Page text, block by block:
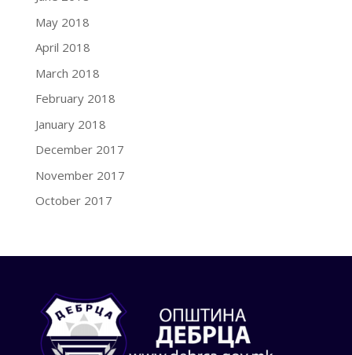
May 2018
April 2018
March 2018
February 2018
January 2018
December 2017
November 2017
October 2017